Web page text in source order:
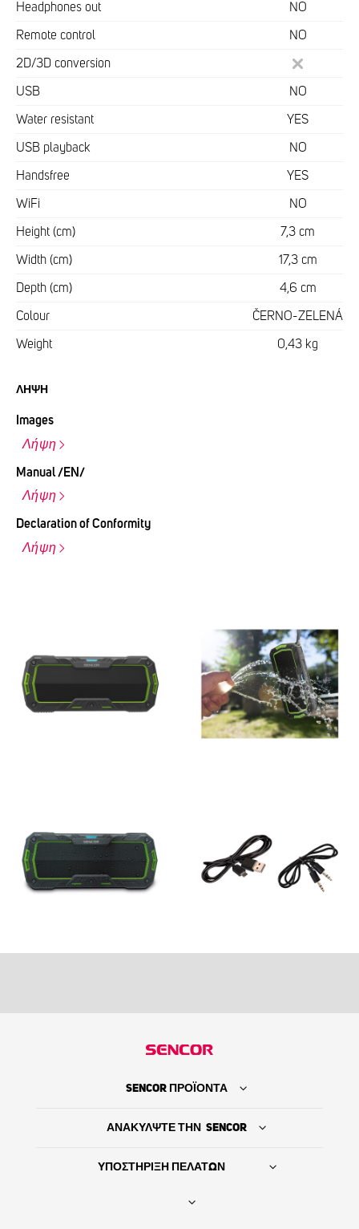
Headphones out NO
Remote control NO
2D/3D conversion
USB NO
Water resistant YES
USB playback NO
Handsfree YES
WiFi NO
Height (cm) 7,3 cm
Width (cm) 17,3 cm
Depth (cm) 4,6 cm
Colour ČERNO-ZELENÁ
Weight 0,43 kg
ΛΉΨΗ
Images
Λήψη
Manual /EN/
Λήψη
Declaration of Conformity
Λήψη
SENCOR ΠΡΟΪΟΝΤΑ
ΑΝΑΚΥΛΨΤΕ ΤΗΝ SENCOR
ΥΠΟΣΤΗΡΙΞΗ ΠΕΛΑΤΩΝ